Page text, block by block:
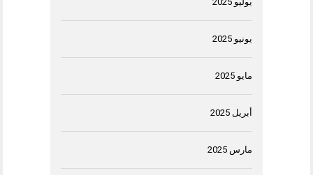
يونيو 2025
مايو 2025
أبريل 2025
مارس 2025